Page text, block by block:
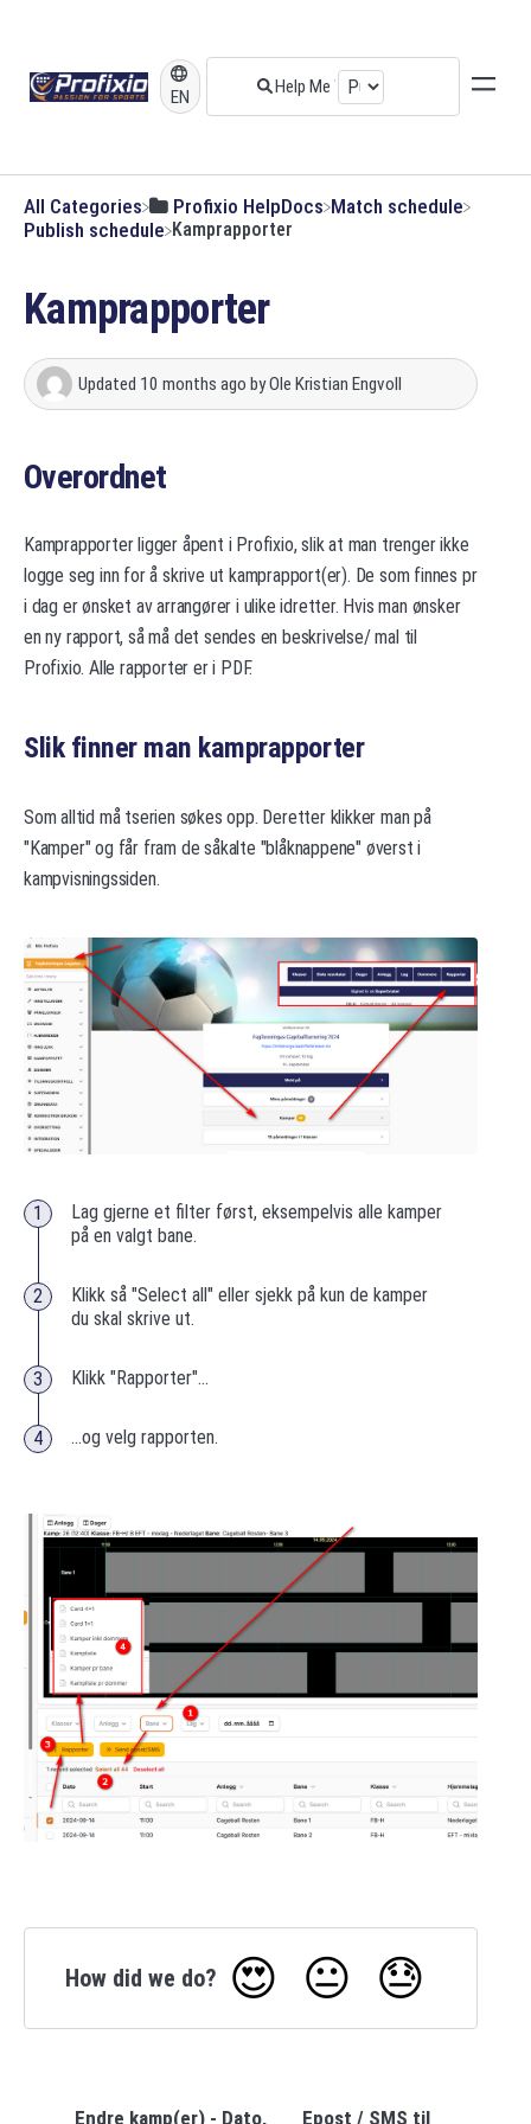
EN
All Categories ​Profixio HelpDocs ​Match schedule
​Publish schedule Kamprapporter
Kamprapporter
Updated 10 months ago byOle Kristian Engvoll
Overordnet
Kamprapporter ligger åpent i Profixio, slik at man trenger ikke
logge seg inn for å skrive ut kamprapport(er). De som finnes pr
i dag er ønsket av arrangører i ulike idretter. Hvis man ønsker
en ny rapport, så må det sendes en beskrivelse/ mal til
Profixio. Alle rapporter er i PDF.
Slik finner man kamprapporter
Som alltid må tserien søkes opp. Deretter klikker man på
"Kamper" og får fram de såkalte "blåknappene" øverst i
kampvisningssiden.
Lag gjerne et filter først, eksempelvis alle kamper
på en valgt bane.
Klikk så "Select all" eller sjekk på kun de kamper
du skal skrive ut.
Klikk "Rapporter"...
...og velg rapporten.
How did we do? 😍 😐 😓
Endre kamp(er) - Dato, Epost / SMS til